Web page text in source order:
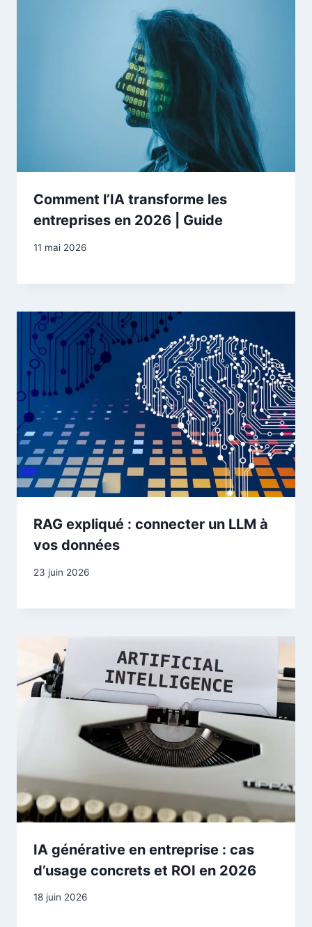
Comment l’IA transforme les
entreprises en 2026 | Guide
11 mai 2026
RAG expliqué : connecter un LLM à
vos données
23 juin 2026
IA générative en entreprise : cas
d’usage concrets et ROI en 2026
18 juin 2026